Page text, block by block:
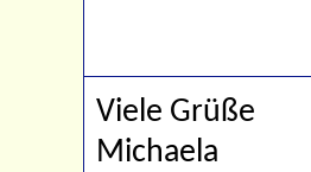
Viele Grüße
Michaela